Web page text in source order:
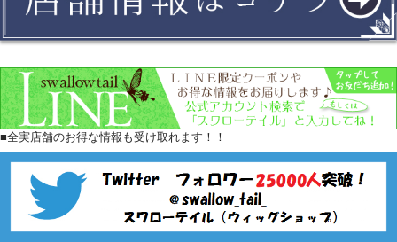
■全実店舗のお得な情報も受け取れます！！